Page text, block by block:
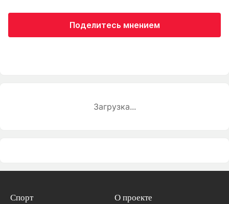
Поделитесь мнением
Загрузка...
Спорт
О проекте